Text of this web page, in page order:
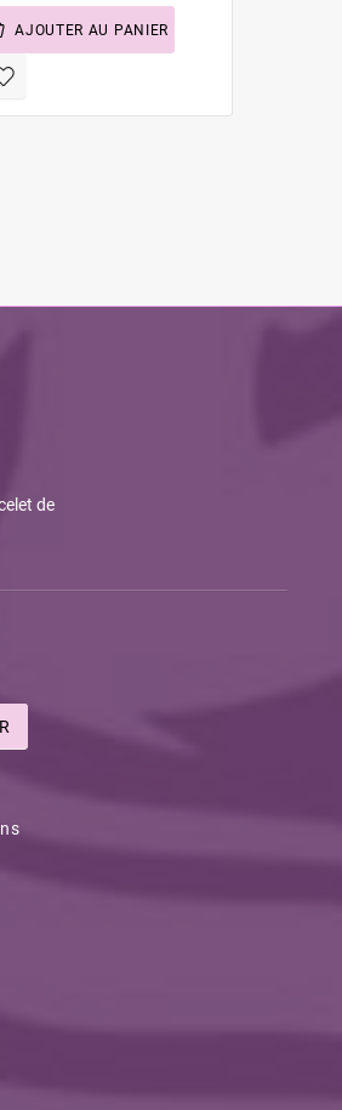
AJOUTER AU PANIER
de